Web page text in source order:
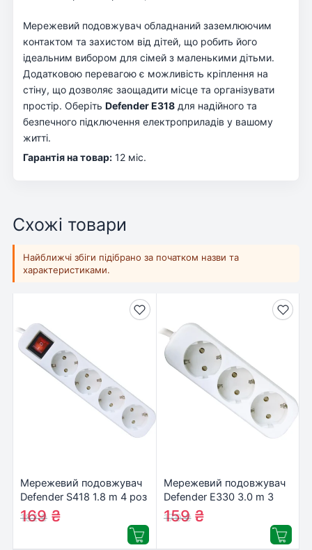
Мережевий подовжувач обладнаний заземлюючим
контактом та захистом від дітей, що робить його
ідеальним вибором для сімей з маленькими дітьми.
Додатковою перевагою є можливість кріплення на
стіну, що дозволяє заощадити місце та організувати
простір. Оберіть Defender E318 для надійного та
безпечного підключення електроприладів у вашому
житті.
Гарантія на товар: 12 міс.
Схожі товари
Найближчі збіги підібрано за початком назви та
характеристиками.
Мережевий подовжувач
Defender S418 1.8 m 4 роз
switch white (99237)
182₴
169 ₴
Мережевий подовжувач
Defender E330 3.0 m 3
роз white (99222)
170₴
159₴